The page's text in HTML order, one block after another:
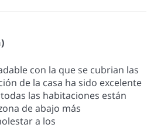
con la que se cubrian las
de la casa ha sido excelente
las habitaciones están
de abajo más
a los